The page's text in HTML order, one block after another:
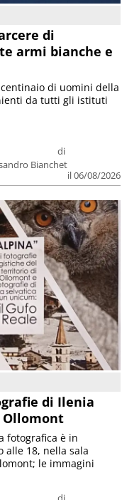
di
armi bianche e
di
Bianchet
il 06/08/2026
di uomini della
da tutti gli istituti
di Ilenia
Ollomont
fotografica è in
alle 18, nella sala
le immagini